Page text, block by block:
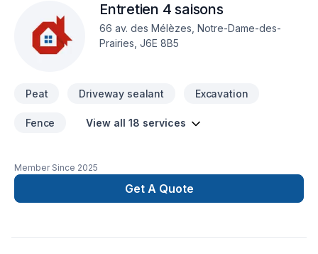
impatients de collaborer avec vous pour concrétiser votre
projet.
Entretien 4 saisons
66 av. des Mélèzes, Notre-Dame-des-
Prairies, J6E 8B5
Peat Driveway sealant Excavation
Fence View all 18 services
Member Since 2025
Get A Quote